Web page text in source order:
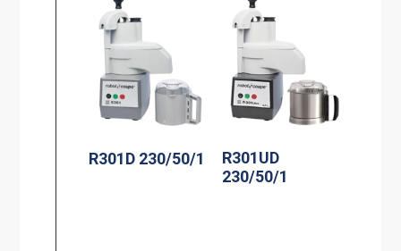
R301D 230/50/1
R301UD
230/50/1